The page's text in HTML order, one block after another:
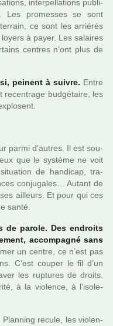
inter­pel­la­tions publi­
pro­mes­ses se sont
ce sont les arrié­rés
à payer. Les salai­res
cen­tres n’ont plus de
pei­nent à suivre. Entre
recen­trage bud­gé­taire, les
parmi d’autres. Il est sou­
que le sys­tème ne voit
de han­di­cap, tra­
conju­ga­les… Autant de
ailleurs. Et pour qui ces
santé.
de parole. Des endroits
accom­pa­gné sans
un centre, ce n’est pas
C’est couper le fil d’un
les rup­tu­res de droits.
à la vio­lence, à l’iso­le­
recule, les vio­len­